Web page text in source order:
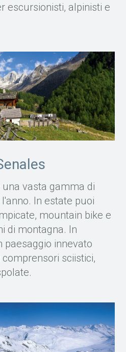
escursionisti, alpinisti e
vasta gamma di
In estate puoi
mountain bike e
di montagna. In
paesaggio innevato
sciistici,